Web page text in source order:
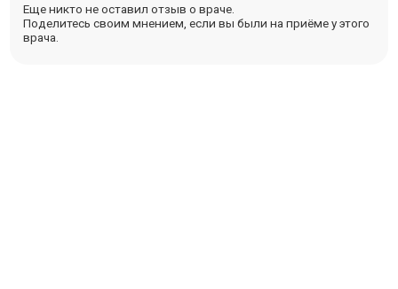
Еще никто не оставил отзыв о враче.
Поделитесь своим мнением, если вы были на приёме у этого
врача.